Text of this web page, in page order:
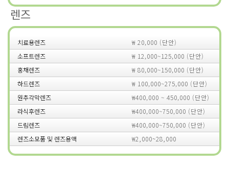
렌즈
치료용렌즈
₩ 20,000 (단안)
소프트렌즈
₩ 12,000~125,000 (단안)
홍채렌즈
₩ 80,000~150,000 (단안)
하드렌즈
₩ 100,000~275,000 (단안)
원추각막렌즈
₩400,000 ~ 450,000 (단안)
라식후렌즈
₩400,000~750,000 (단안)
드림렌즈
₩400,000~750,000 (단안)
렌즈소모품 및 렌즈용액
₩2,000~28,000